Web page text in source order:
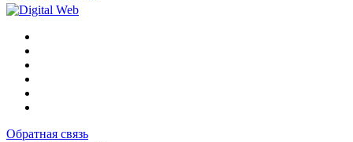
Обратная связь